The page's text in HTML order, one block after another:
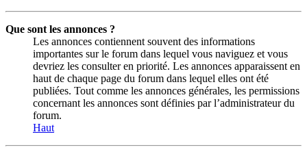
Que sont les annonces ?
Les annonces contiennent souvent des informations
importantes sur le forum dans lequel vous naviguez et vous
devriez les consulter en priorité. Les annonces apparaissent en
haut de chaque page du forum dans lequel elles ont été
publiées. Tout comme les annonces générales, les permissions
concernant les annonces sont définies par l’administrateur du
forum.
Haut